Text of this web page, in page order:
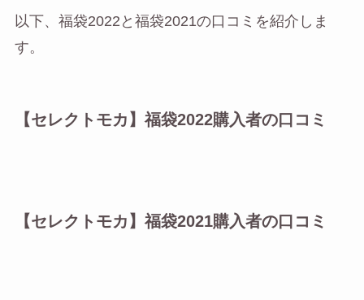
以下、福袋2022と福袋2021の口コミを紹介しま
す。
【セレクトモカ】福袋2022購入者の口コミ
【セレクトモカ】福袋2021購入者の口コミ